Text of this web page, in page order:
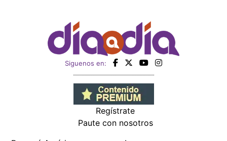
Siguenos en:
Regístrate
Paute con nosotros